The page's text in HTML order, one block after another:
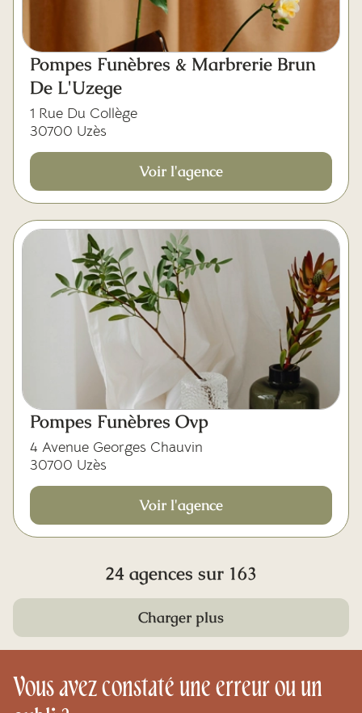
Pompes Funèbres & Marbrerie Brun
De L'Uzege
1 Rue Du Collège
30700 Uzès
Voir l'agence
Pompes Funèbres Ovp
4 Avenue Georges Chauvin
30700 Uzès
Voir l'agence
24 agences sur 163
Charger plus
Vous avez constaté une erreur ou un